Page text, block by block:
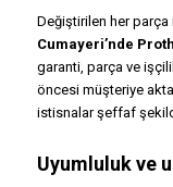
Değiştirilen her
Cumayeri’nde
garanti, parça ve
öncesi müşteriye
istisnalar şeffaf
Uyumluluk ve